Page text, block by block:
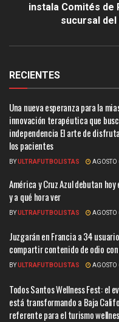
instala Comités de
sucursal
RECIENTES
Una nueva esperanza para la
innovación terapéutica que
independencia El arte de
los pacientes
BYULTRAFUTBOLISTAS AGOSTO
América y Cruz Azul debutan hoy
y a qué hora ver
BYULTRAFUTBOLISTAS AGOSTO
Juzgarán en Francia a 34
compartir contenido de odio
BYULTRAFUTBOLISTAS AGOSTO
Todos Santos Wellness Fest: el
está transformando a Baja
referente para el turismo